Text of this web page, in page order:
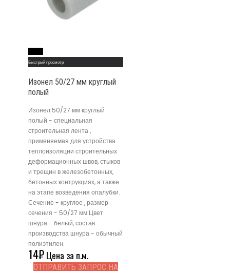
Быстрый просмотр
Изонел 50/27 мм круглый
полый
Изонел 50/27 мм круглый
полый - специальная
строительная лента ,
применяемая для устройства
теплоизоляции строительных
деформационных швов, стыков
и трещин в железобетонных,
бетонных контрукциях, а также
на этапе возведения опалубки.
Сечение - круглое , размер
сечения - 50/27 мм.Цвет
шнура - белый, состав
производства шнура - обычный
полиэтилен.
14₽Цена за п.м.
ОТПРАВИТЬ ЗАПРОС НА